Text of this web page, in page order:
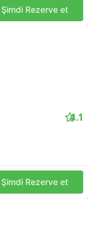
Şimdi Rezerve et
4.1
Şimdi Rezerve et